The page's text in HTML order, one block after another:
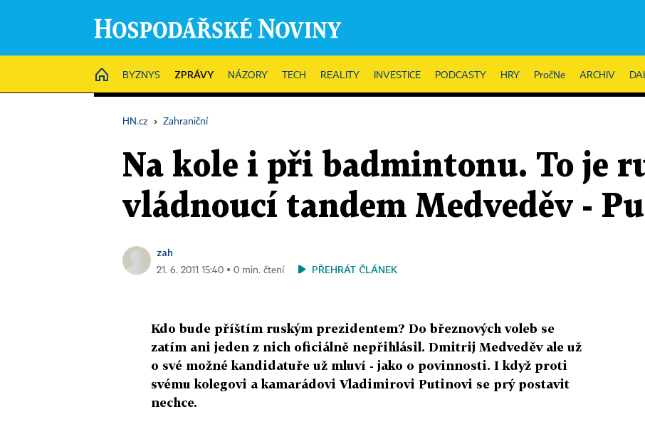
HOME
BYZNYS ZPRÁVY NÁZORY TECH REALITY INVESTICE PODCASTY HRY PročNe ARCHIV
HN.cz › Zahraniční
Na kole i při badmintonu. To je
vládnoucí tandem Medveděv -
zah
21. 6. 2011 15:40 ▪ 0 min. čtení PŘEHRÁT ČLÁNEK
Kdo bude příštím ruským prezidentem? Do březnových voleb se
zatím ani jeden z nich oficiálně nepřihlásil. Dmitrij Medveděv ale už
o své možné kandidatuře už mluví - jako o povinnosti. I když proti
svému kolegovi a kamarádovi Vladimirovi Putinovi se prý postavit
nechce.